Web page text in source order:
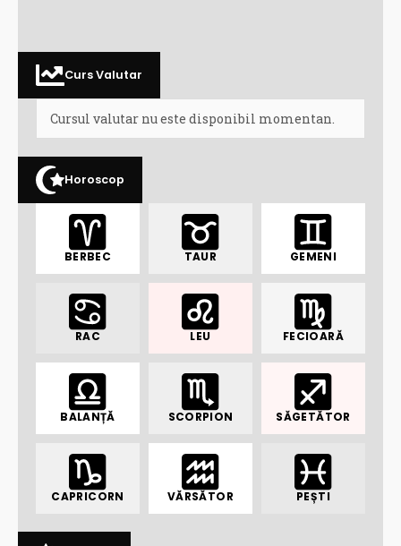
Curs Valutar
Cursul valutar nu este disponibil momentan.
Horoscop
BERBEC TAUR GEMENI
RAC LEU FECIOARĂ
BALANȚĂ SCORPION SĂGETĂTOR
CAPRICORN VĂRSĂTOR PEȘTI